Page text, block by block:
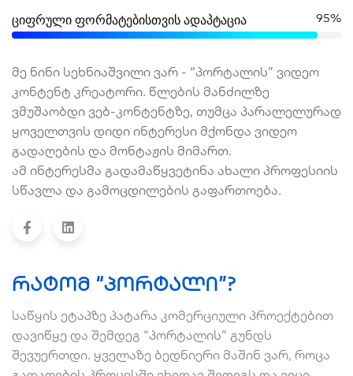
ციფრული ფორმატებისთვის ადაპტაცია 95%
მე ნინი სეხნიაშვილი ვარ - “პორტალის” ვიდეო
კონტენტ კრეატორი. წლების მანძილზე
ვმუშაობდი ვებ-კონტენტზე, თუმცა პარალელურად
ყოველთვის დიდი ინტერესი მქონდა ვიდეო
გადაღების და მონტაჟის მიმართ.
ამ ინტერესმა გადამაწყვეტინა ახალი პროფესიის
სწავლა და გამოცდილების გაფართოება.
რატომ “პორტალი”?
საწყის ეტაპზე პატარა კომერციული პროექტებით
დავიწყე და შემდეგ “პორტალის” გუნდს
შევუერთდი. ყველაზე ბედნიერი მაშინ ვარ, როცა